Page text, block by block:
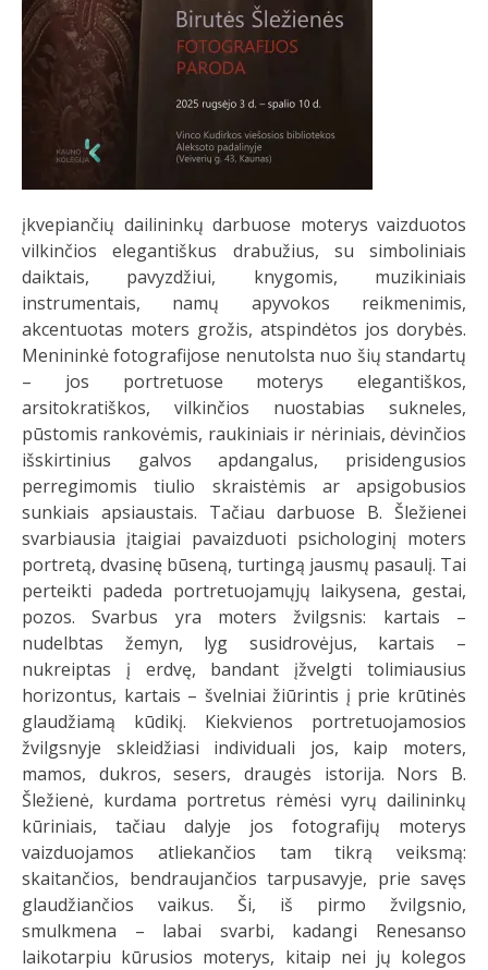
įkvepiančių dailininkų darbuose moterys vaizduotos
vilkinčios elegantiškus drabužius, su simboliniais
daiktais, pavyzdžiui, knygomis, muzikiniais
instrumentais, namų apyvokos reikmenimis,
akcentuotas moters grožis, atspindėtos jos dorybės.
Menininkė fotografijose nenutolsta nuo šių standartų
– jos portretuose moterys elegantiškos,
arsitokratiškos, vilkinčios nuostabias sukneles,
pūstomis rankovėmis, raukiniais ir nėriniais, dėvinčios
išskirtinius galvos apdangalus, prisidengusios
perregimomis tiulio skraistėmis ar apsigobusios
sunkiais apsiaustais. Tačiau darbuose B. Šležienei
svarbiausia įtaigiai pavaizduoti psichologinį moters
portretą, dvasinę būseną, turtingą jausmų pasaulį. Tai
perteikti padeda portretuojamųjų laikysena, gestai,
pozos. Svarbus yra moters žvilgsnis: kartais –
nudelbtas žemyn, lyg susidrovėjus, kartais –
nukreiptas į erdvę, bandant įžvelgti tolimiausius
horizontus, kartais – švelniai žiūrintis į prie krūtinės
glaudžiamą kūdikį. Kiekvienos portretuojamosios
žvilgsnyje skleidžiasi individuali jos, kaip moters,
mamos, dukros, sesers, draugės istorija. Nors B.
Šležienė, kurdama portretus rėmėsi vyrų dailininkų
kūriniais, tačiau dalyje jos fotografijų moterys
vaizduojamos atliekančios tam tikrą veiksmą:
skaitančios, bendraujančios tarpusavyje, prie savęs
glaudžiančios vaikus. Ši, iš pirmo žvilgsnio,
smulkmena – labai svarbi, kadangi Renesanso
laikotarpiu kūrusios moterys, kitaip nei jų kolegos